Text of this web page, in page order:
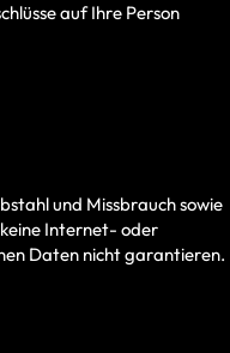
auf Ihre Person
und Missbrauch sowie
Internet- oder
Daten nicht garantieren.